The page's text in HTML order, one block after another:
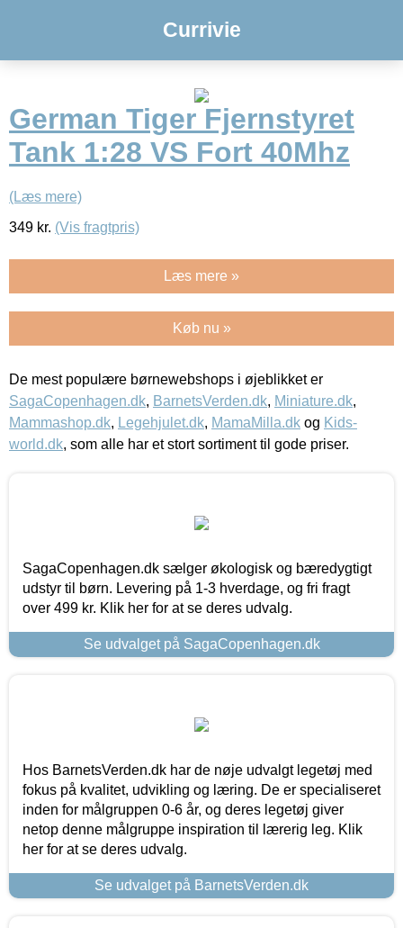
Currivie
German Tiger Fjernstyret
Tank 1:28 VS Fort 40Mhz
(Læs mere)
349 kr. (Vis fragtpris)
Læs mere »
Køb nu »
De mest populære børnewebshops i øjeblikket er
SagaCopenhagen.dk, BarnetsVerden.dk, Miniature.dk,
Mammashop.dk, Legehjulet.dk, MamaMilla.dk og Kids-
world.dk, som alle har et stort sortiment til gode priser.
SagaCopenhagen.dk sælger økologisk og bæredygtigt
udstyr til børn. Levering på 1-3 hverdage, og fri fragt
over 499 kr. Klik her for at se deres udvalg.
Se udvalget på SagaCopenhagen.dk
Hos BarnetsVerden.dk har de nøje udvalgt legetøj med
fokus på kvalitet, udvikling og læring. De er specialiseret
inden for målgruppen 0-6 år, og deres legetøj giver
netop denne målgruppe inspiration til lærerig leg. Klik
her for at se deres udvalg.
Se udvalget på BarnetsVerden.dk